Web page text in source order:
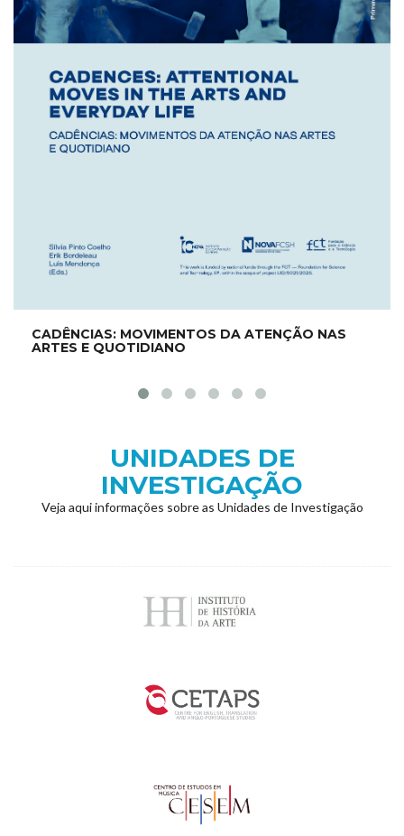
CADÊNCIAS: MOVIMENTOS DA ATENÇÃO NAS
ARTES E QUOTIDIANO
UNIDADES DE
INVESTIGAÇÃO
Veja aqui informações sobre as Unidades de Investigação